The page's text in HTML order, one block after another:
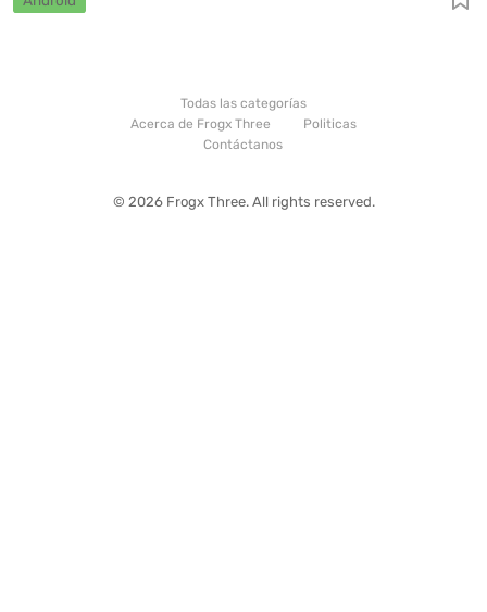
Todas las categorías
Acerca de Frogx Three
Politicas
Contáctanos
© 2026 Frogx Three. All rights reserved.